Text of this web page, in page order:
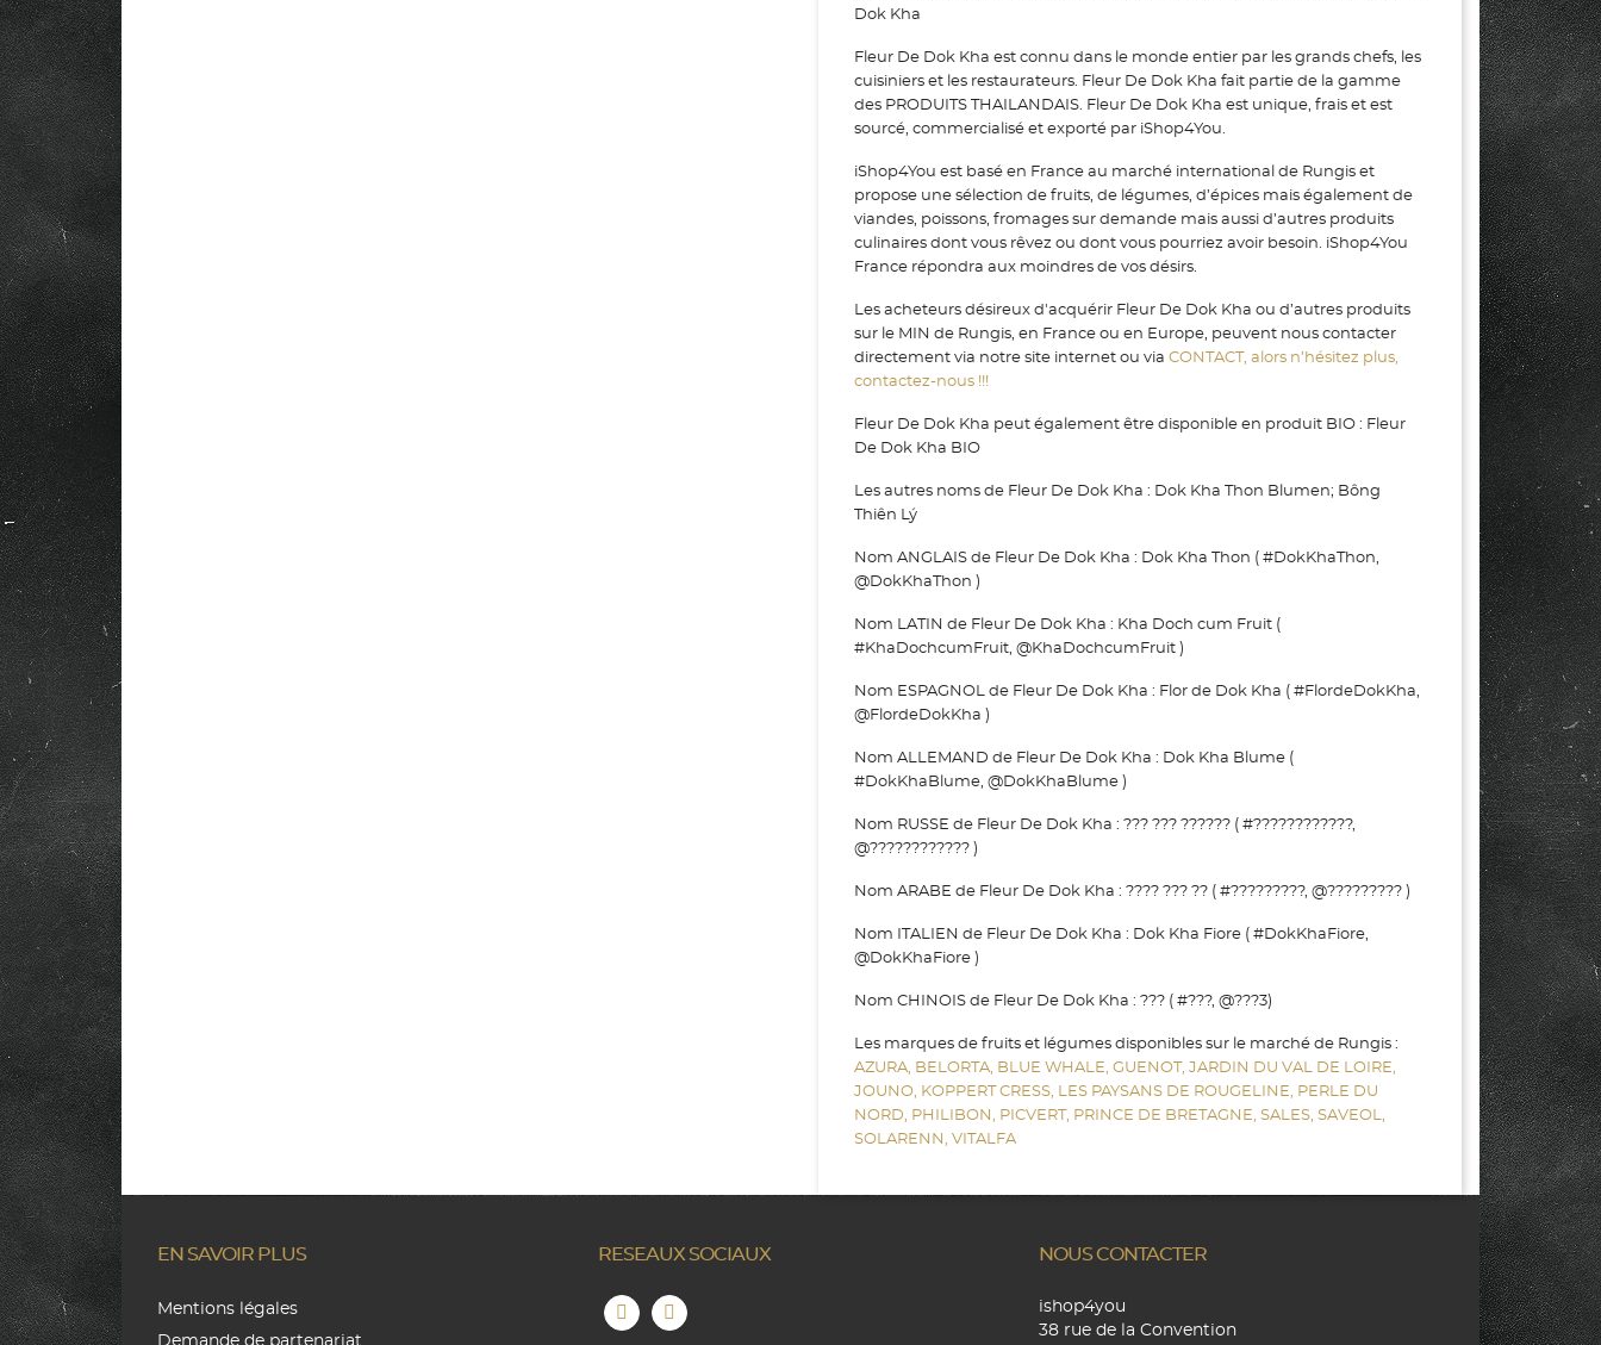
Dok Kha
Fleur De Dok Kha est connu dans le monde entier par les grands chefs, les
cuisiniers et les restaurateurs. Fleur De Dok Kha fait partie de la gamme
des PRODUITS THAILANDAIS. Fleur De Dok Kha est unique, frais et est
sourcé, commercialisé et exporté par iShop4You.
iShop4You est basé en France au marché international de Rungis et
propose une sélection de fruits, de légumes, d’épices mais également de
viandes, poissons, fromages sur demande mais aussi d’autres produits
culinaires dont vous rêvez ou dont vous pourriez avoir besoin. iShop4You
France répondra aux moindres de vos désirs.
Les acheteurs désireux d'acquérir Fleur De Dok Kha ou d’autres produits
sur le MIN de Rungis, en France ou en Europe, peuvent nous contacter
directement via notre site internet ou via CONTACT, alors n’hésitez plus,
contactez-nous !!!
Fleur De Dok Kha peut également être disponible en produit BIO : Fleur
De Dok Kha BIO
Les autres noms de Fleur De Dok Kha : Dok Kha Thon Blumen; Bông
Thiên Lý
Nom ANGLAIS de Fleur De Dok Kha : Dok Kha Thon ( #DokKhaThon,
@DokKhaThon )
Nom LATIN de Fleur De Dok Kha : Kha Doch cum Fruit (
#KhaDochcumFruit, @KhaDochcumFruit )
Nom ESPAGNOL de Fleur De Dok Kha : Flor de Dok Kha ( #FlordeDokKha,
@FlordeDokKha )
Nom ALLEMAND de Fleur De Dok Kha : Dok Kha Blume (
#DokKhaBlume, @DokKhaBlume )
Nom RUSSE de Fleur De Dok Kha : ??? ??? ?????? ( #????????????,
@???????????? )
Nom ARABE de Fleur De Dok Kha : ???? ??? ?? ( #?????????, @????????? )
Nom ITALIEN de Fleur De Dok Kha : Dok Kha Fiore ( #DokKhaFiore,
@DokKhaFiore )
Nom CHINOIS de Fleur De Dok Kha : ??? ( #???, @???3)
Les marques de fruits et légumes disponibles sur le marché de Rungis :
AZURA, BELORTA, BLUE WHALE, GUENOT, JARDIN DU VAL DE LOIRE,
JOUNO, KOPPERT CRESS, LES PAYSANS DE ROUGELINE, PERLE DU
NORD, PHILIBON, PICVERT, PRINCE DE BRETAGNE, SALES, SAVEOL,
SOLARENN, VITALFA
EN SAVOIR PLUS
Mentions légales
Demande de partenariat
RESEAUX SOCIAUX NOUS CONTACTER
ishop4you
38 rue de la Convention